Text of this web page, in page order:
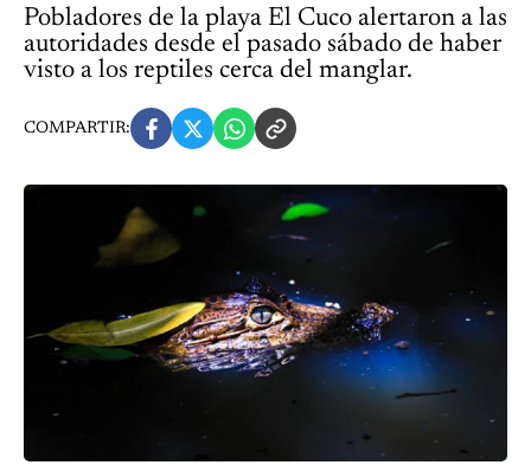
Pobladores de la playa El Cuco alertaron a las
autoridades desde el pasado sábado de haber
visto a los reptiles cerca del manglar.
COMPARTIR: